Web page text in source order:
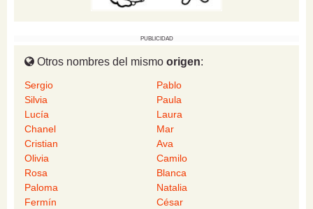
PUBLICIDAD
Otros nombres del mismo origen:
Sergio
Pablo
Silvia
Paula
Lucía
Laura
Chanel
Mar
Cristian
Ava
Olivia
Camilo
Rosa
Blanca
Paloma
Natalia
Fermín
César